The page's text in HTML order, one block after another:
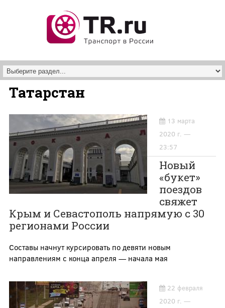
Татарстан
13 марта
2020 г. —
23:57
Новый
«букет»
поездов
свяжет
Крым и Севастополь напрямую с 30
регионами России
Составы начнут курсировать по девяти новым
направлениям с конца апреля — начала мая
22 февраля
2020 г. —